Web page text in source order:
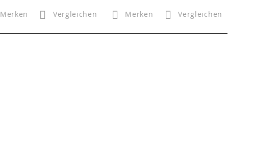
Merken Vergleichen Merken Vergleichen